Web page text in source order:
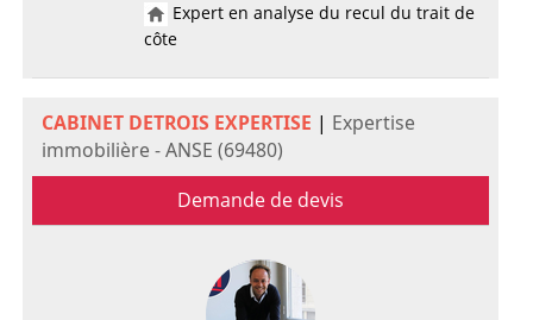
Expert en analyse du recul du trait de
côte
CABINET DETROIS EXPERTISE | Expertise
immobilière - ANSE (69480)
Demande de devis